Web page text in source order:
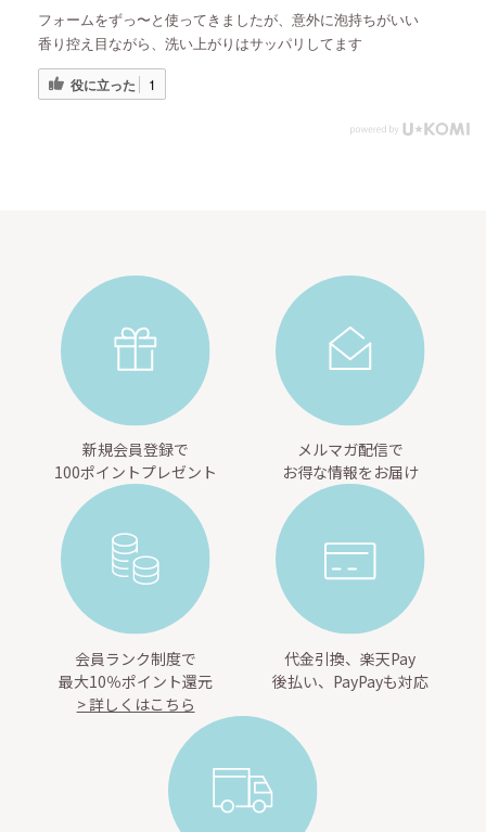
フォームをずっ〜と使ってきましたが、意外に泡持ちがいい
香り控え目ながら、洗い上がりはサッパリしてます
役に立った 1
新規会員登録で
100ポイントプレゼント
メルマガ配信で
お得な情報をお届け
会員ランク制度で
最大10％ポイント還元
> 詳しくはこちら
代金引換、楽天Pay
後払い、PayPayも対応